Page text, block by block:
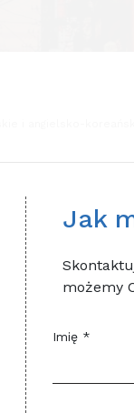
Jak
możemy
Imię *